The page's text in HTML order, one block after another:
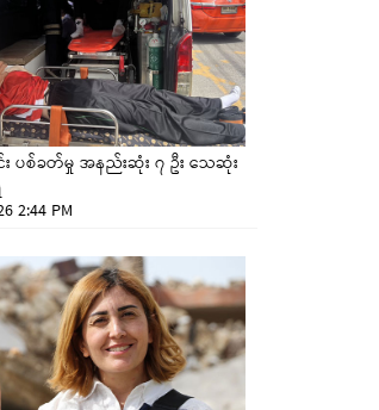
း ပစ်ခတ်မှု အနည်းဆုံး ၇ ဦး သေဆုံး
2:44 PM